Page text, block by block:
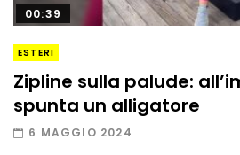
00:39
ESTERI
Zipline sulla palude:
spunta un alligatore
6 MAGGIO 2024